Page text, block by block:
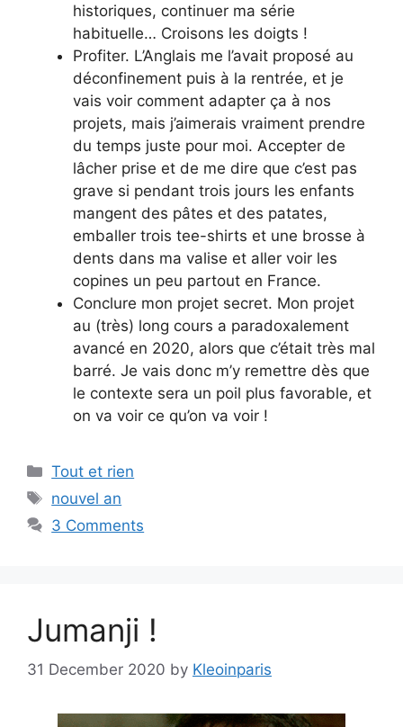
historiques, continuer ma série
habituelle… Croisons les doigts !
Profiter. L’Anglais me l’avait proposé au
déconfinement puis à la rentrée, et je
vais voir comment adapter ça à nos
projets, mais j’aimerais vraiment prendre
du temps juste pour moi. Accepter de
lâcher prise et de me dire que c’est pas
grave si pendant trois jours les enfants
mangent des pâtes et des patates,
emballer trois tee-shirts et une brosse à
dents dans ma valise et aller voir les
copines un peu partout en France.
Conclure mon projet secret. Mon projet
au (très) long cours a paradoxalement
avancé en 2020, alors que c’était très mal
barré. Je vais donc m’y remettre dès que
le contexte sera un poil plus favorable, et
on va voir ce qu’on va voir !
Categories
Tout et rien
Tags
nouvel an
3 Comments
Jumanji !
31 December 2020 by Kleoinparis